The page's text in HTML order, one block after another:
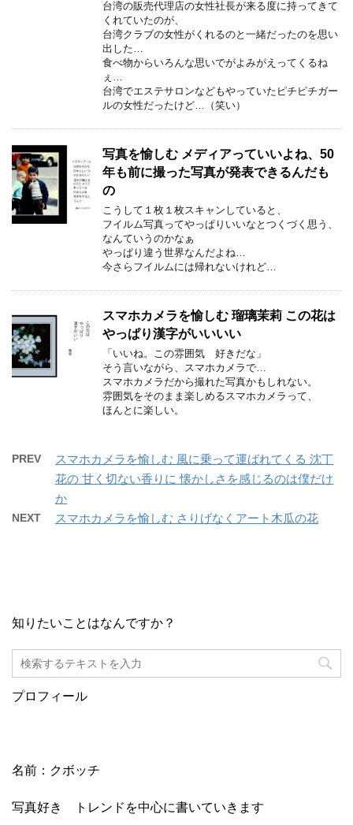
台湾の販売代理店の女性社長が来る度に持ってきて
くれていたのが、
台湾クラブの女性がくれるのと一緒だったのを思い
出した…
食べ物からいろんな思いでがよみがえってくるね
ぇ…
台湾でエステサロンなどもやっていたピチピチガー
ルの女性だったけど…（笑い）
写真を愉しむ メディアっていいよね、50
年も前に撮った写真が発表できるんだも
の
こうして１枚１枚スキャンしていると、
フイルム写真ってやっぱりいいなとつくづく思う、
なんていうのかなぁ
やっぱり違う世界なんだよね…
今さらフイルムには帰れないけれど…
スマホカメラを愉しむ 瑠璃茉莉 この花は
やっぱり漢字がいいいい
「いいね。この雰囲気 好きだな」
そう言いながら、スマホカメラで…
スマホカメラだから撮れた写真かもしれない。
雰囲気をそのまま楽しめるスマホカメラって、
ほんとに楽しい。
PREV
スマホカメラを愉しむ 風に乗って運ばれてくる 沈丁
花の 甘く切ない香りに 懐かしさを感じるのは僕だけ
か
NEXT スマホカメラを愉しむ さりげなくアート木瓜の花
知りたいことはなんですか？
プロフィール
名前：クボッチ
写真好き トレンドを中心に書いていきます